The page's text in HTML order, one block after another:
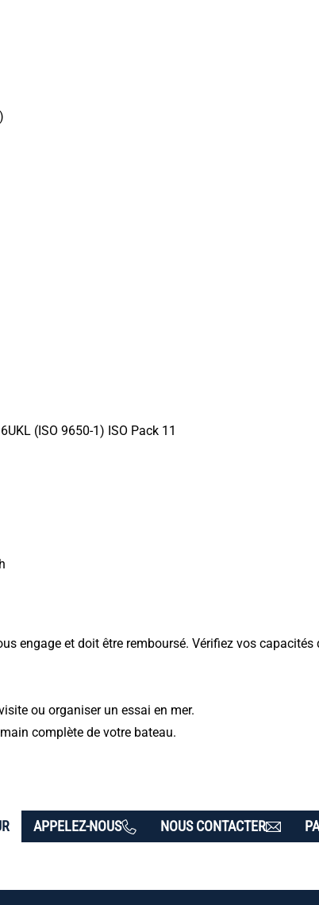
(ISO 9650-1) ISO Pack 11
engage et doit être remboursé. Vérifiez vos
ou organiser un essai en mer.
complète de votre bateau.
APPELEZ-NOUS NOUS CONTACTER